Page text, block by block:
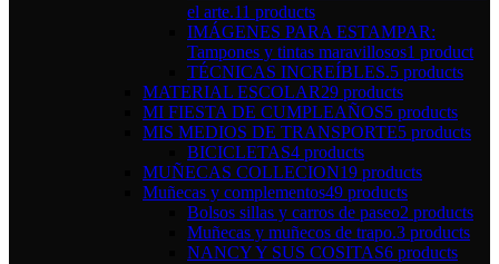
el arte.11 products
IMÁGENES PARA ESTAMPAR:
Tampones y tintas maravillosos1 product
TÉCNICAS INCREÍBLES.5 products
MATERIAL ESCOLAR29 products
MI FIESTA DE CUMPLEAÑOS5 products
MIS MEDIOS DE TRANSPORTE5 products
BICICLETAS4 products
MUÑECAS COLLECION19 products
Muñecas y complementos49 products
Bolsos sillas y carros de paseo2 products
Muñecas y muñecos de trapo.3 products
NANCY Y SUS COSITAS6 products